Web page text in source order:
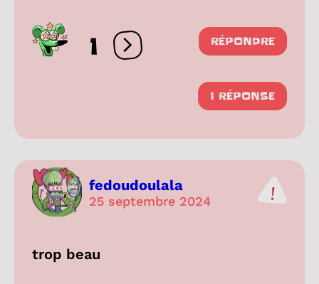
1 Ouvrir les réactions
RÉPONDRE
1 RÉPONSE
fedoudoulala
25 septembre 2024
trop beau